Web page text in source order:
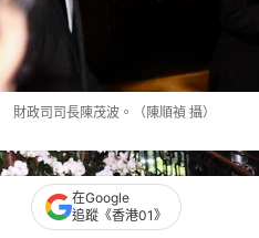
財政司司長陳茂波。（陳順禎 攝）
在Google
追蹤《香港01》